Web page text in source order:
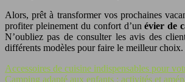
Alors, prêt à transformer vos prochaines
profiter pleinement du confort d’unévier de
N’oubliez pas de consulter les avis des
différents modèles pour faire le meilleur
Accessoires de cuisine indispensables pour
Camping adapté aux enfants : activités et